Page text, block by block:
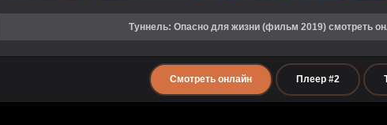
Туннель: Опасно для жизни (фильм 2019) смотреть
Смотреть онлайн Плеер #2